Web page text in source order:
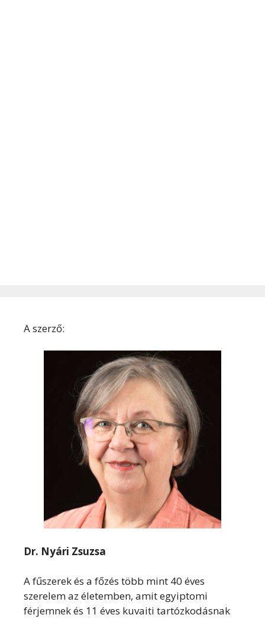
A szerző:
Dr. Nyári Zsuzsa
A fűszerek és a főzés több mint 40 éves
szerelem az életemben, amit egyiptomi
férjemnek és 11 éves kuvaiti tartózkodásnak